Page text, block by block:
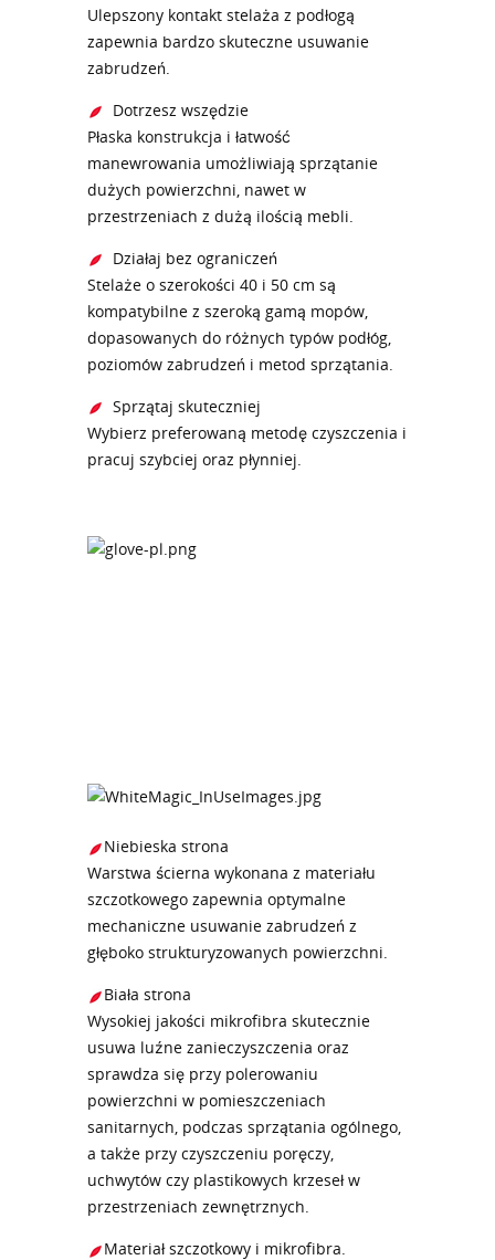
Ulepszony kontakt stelaża z podłogą
zapewnia bardzo skuteczne usuwanie
zabrudzeń.
Dotrzesz wszędzie
Płaska konstrukcja i łatwość
manewrowania umożliwiają sprzątanie
dużych powierzchni, nawet w
przestrzeniach z dużą ilością mebli.
Działaj bez ograniczeń
Stelaże o szerokości 40 i 50 cm są
kompatybilne z szeroką gamą mopów,
dopasowanych do różnych typów podłóg,
poziomów zabrudzeń i metod sprzątania.
Sprzątaj skuteczniej
Wybierz preferowaną metodę czyszczenia i
pracuj szybciej oraz płynniej.
Niebieska strona
Warstwa ścierna wykonana z materiału
szczotkowego zapewnia optymalne
mechaniczne usuwanie zabrudzeń z
głęboko strukturyzowanych powierzchni.
Biała strona
Wysokiej jakości mikrofibra skutecznie
usuwa luźne zanieczyszczenia oraz
sprawdza się przy polerowaniu
powierzchni w pomieszczeniach
sanitarnych, podczas sprzątania ogólnego,
a także przy czyszczeniu poręczy,
uchwytów czy plastikowych krzeseł w
przestrzeniach zewnętrznych.
Materiał szczotkowy i mikrofibra.